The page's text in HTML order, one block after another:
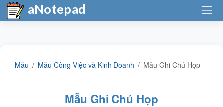
aNotepad
Mẫu Mẫu Công Việc và Kinh Doanh Mẫu Ghi Chú Họp
Mẫu Ghi Chú Họp